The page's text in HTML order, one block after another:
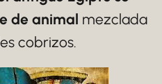
de animal mezclada
cobrizos.